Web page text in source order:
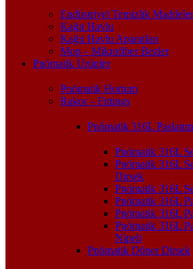
Endüstriyel Temizlik
Kağıt Havlu
Kağıt Havlu Aparatları
Mop – Mikrofiber Bezler
Pnömatik Ürünler
Pnömatik Hortum
Rakor – Fittings
Pnömatik 316L
Pnömatik 316L
Pnömatik 316L
Dirsek
Pnömatik 316L
Pnömatik 316L
Pnömatik 316L
Pnömatik 316L
Nipeli
Pnömatik Döner Dirsek